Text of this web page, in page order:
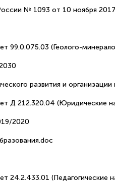
№ 1093 от 10 ноября
99.0.075.03 (Геолого-
развития и
Д 212.320.04 (Юридические
2020
24.2.433.01 (Педагогические